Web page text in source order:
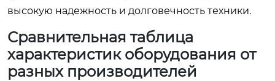
высокую надежность и долговечность техники.
Сравнительная таблица
характеристик оборудования от
разных производителей